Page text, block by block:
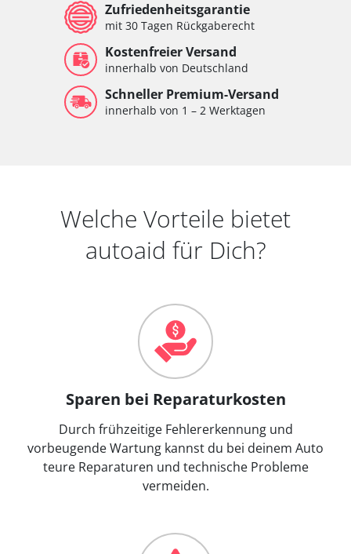
Zufriedenheitsgarantie
mit 30 Tagen Rückgaberecht
Kostenfreier Versand
innerhalb von Deutschland
Schneller Premium-Versand
innerhalb von 1 – 2 Werktagen
Welche Vorteile bietet
autoaid für Dich?
Sparen bei Reparaturkosten
Durch frühzeitige Fehlererkennung und
vorbeugende Wartung kannst du bei deinem Auto
teure Reparaturen und technische Probleme
vermeiden.